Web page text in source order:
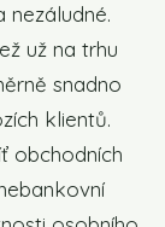
nezáludné.
už na trhu
snadno
klientů.
obchodních